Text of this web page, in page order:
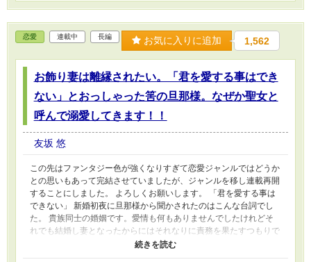
恋愛 連載中 長編 お気に入りに追加 1,562
お飾り妻は離縁されたい。「君を愛する事はでき
ない」とおっしゃった筈の旦那様。なぜか聖女と
呼んで溺愛してきます！！
友坂 悠
この先はファンタジー色が強くなりすぎて恋愛ジャンルではどうか
との思いもあって完結させていましたが、ジャンルを移し連載再開
することにしました。 よろしくお願いします。 「君を愛する事は
できない」 新婚初夜に旦那様から聞かされたのはこんな台詞でし
た。 貴族同士の婚姻です。愛情も何もありませんでしたけれどそ
れでも結婚し妻となったからにはそれなりに責務を果たすつもりで
した。 元々貧乏男爵家の次女のシルフィーナに、良縁など望むべ
くもないことはよく理解しているつもりで。 それでもまさかの侯